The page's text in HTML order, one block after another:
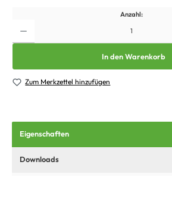
Anzahl:
In den Warenkorb
Zum Merkzettel hinzufügen
Eigenschaften
Downloads